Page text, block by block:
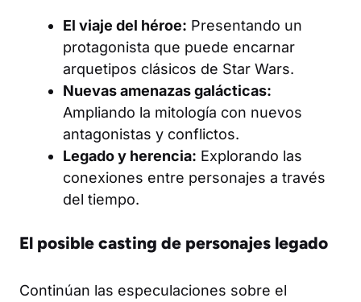
El viaje del héroe: Presentando un
protagonista que puede encarnar
arquetipos clásicos de Star Wars.
Nuevas amenazas galácticas:
Ampliando la mitología con nuevos
antagonistas y conflictos.
Legado y herencia: Explorando las
conexiones entre personajes a través
del tiempo.
El posible casting de personajes legado
Continúan las especulaciones sobre el